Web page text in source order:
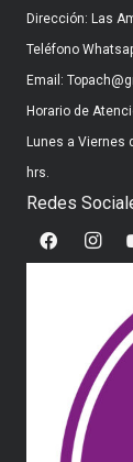
Dirección: Las
Teléfono
Email:
Horario de
Lunes a Viernes
hrs.
Redes